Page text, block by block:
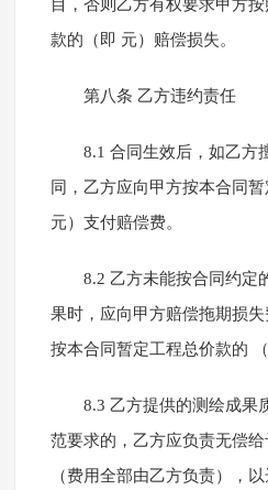
目，否则乙方有权要求甲方
款的（即 元）赔偿损失。
第八条 乙方违约责任
8.1 合同生效后，如乙方
同，乙方应向甲方按本合同
元）支付赔偿费。
8.2 乙方未能按合同约定
果时，应向甲方赔偿拖期损
按本合同暂定工程总价款的 （
8.3 乙方提供的测绘成果
范要求的，乙方应负责无偿
（费用全部由乙方负责），